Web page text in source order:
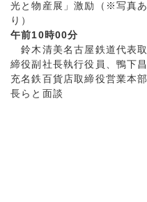
光と物産展」激励（※写真あ
り）
午前10時00分
鈴木清美名古屋鉄道代表取
締役副社長執行役員、鴨下昌
充名鉄百貨店取締役営業本部
長らと面談